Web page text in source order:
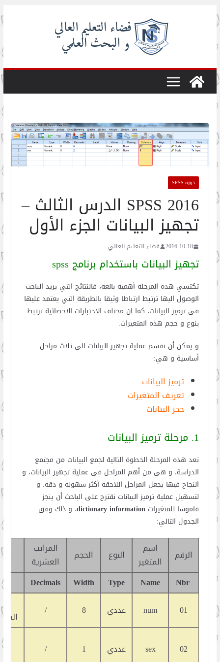
Skip
to
دورة SPSS
SPSS 2016 الدرس الثالث –
تجهيز البيانات الجزء الأول
2016-10-18 فضاء التعليم العالي
تجهيز البيانات باستخدام برنامج spss
تكتسي هذه المرحلة أهمية بالغة، فالنتائج التي يريد الباحث
الوصول اليها ترتبط ارتباطا وثيقا بالطريقة التي يعتمد عليها
في ترميز البيانات، كما ان مختلف الاختبارات الاحصائية ترتبط
بنوع و حجم هذه المتغيرات.
و يمكن أن نقسم عملية تجهيز البيانات الى ثلاث مراحل
أساسية و هي:
ترميز البيانات
تعريف المتغيرات
حجز البيانات
1. مرحلة ترميز البيانات
تعد هذه المرحلة الخطوة التالية لجمع البيانات من مجتمع
الدراسة، و هي من أهم المراحل في عملية تجهيز البيانات، و
النجاح فيها يجعل المراحل اللاحقة أكثر سهولة و دقة. و
لتسهيل عملية ترميز البيانات نقترح على الباحث أن ينجز
قاموسا للمتغيرات dictionary information، و ذلك وفق
الجدول التالي:
الرقم
اسم
المتغير
النوع الحجم
المراتب
العشرية
Nbr
Name
Type
Width
Decimals
01
num عددي 8
/
02
sex عددي 1
/